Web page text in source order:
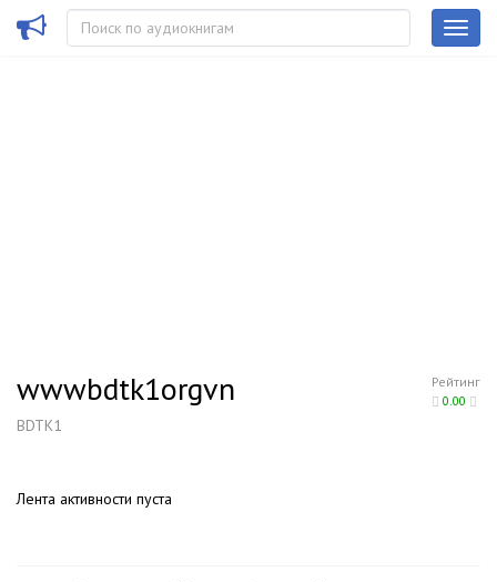
Рейтинг
0.00
wwwbdtk1orgvn
BDTK1
Лента активности пуста